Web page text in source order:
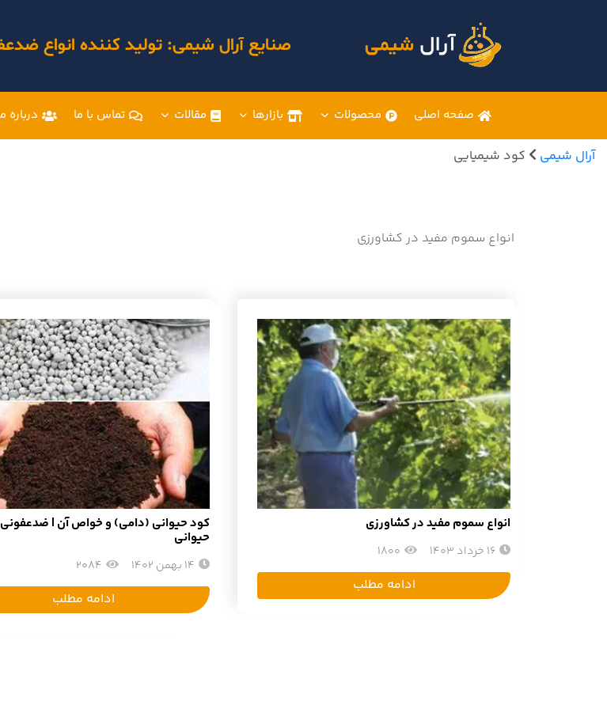
صنایع آرال شیمی: تولید کننده انواع
صفحه اصلی محصولات بازارها مقالات تماس با ما درباره
آرال شیمی کود شیمیایی
انواع سموم مفید در کشاورزی
انواع سموم مفید در کشاورزی
16 خرداد 1403 1800
ادامه مطلب
کود حیوانی (دامی) و خواص آن |
حیوانی
14 بهمن 1402 2084
ادامه مطلب